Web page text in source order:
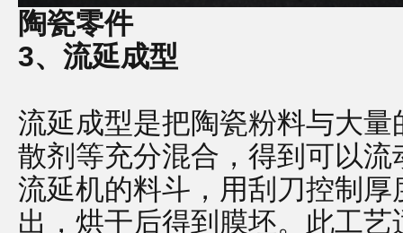
陶瓷零件
3、流延成型
流延成型是把陶瓷粉料与大
散剂等充分混合，得到可以
流延机的料斗，用刮刀控制
出，烘干后得到膜坯。此工